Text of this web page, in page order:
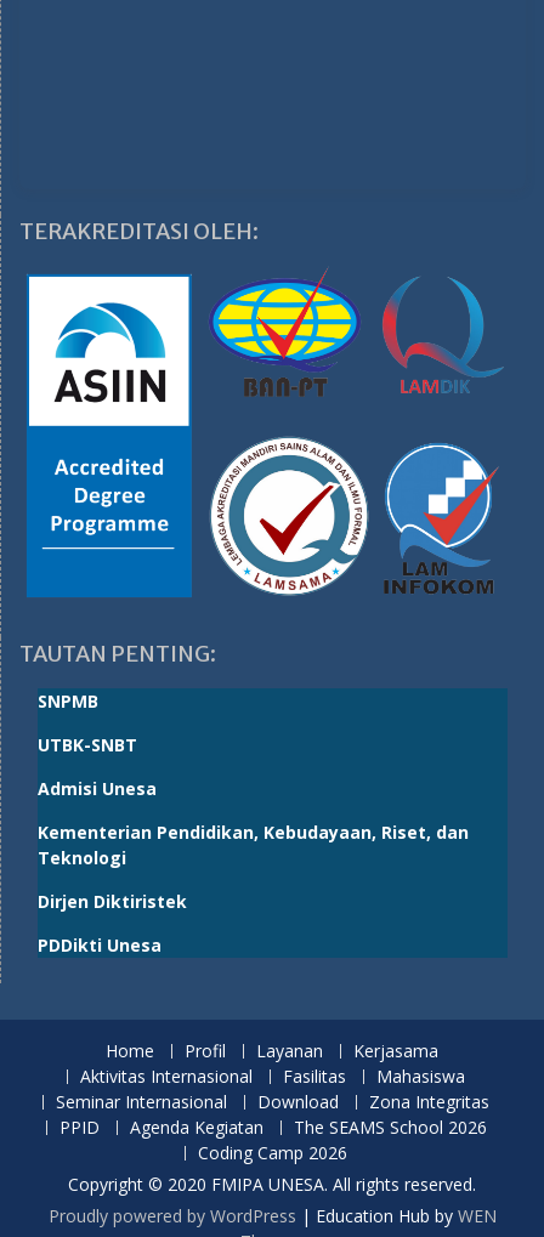
TERAKREDITASI OLEH:
TAUTAN PENTING:
SNPMB
UTBK-SNBT
Admisi Unesa
Kementerian Pendidikan, Kebudayaan, Riset, dan
Teknologi
Dirjen Diktiristek
PDDikti Unesa
Home Profil Layanan
Kerjasama
Aktivitas Internasional
Fasilitas
Mahasiswa
Seminar Internasional
Download
Zona Integritas
PPID
Agenda Kegiatan
The SEAMS School 2026
Coding Camp 2026
Copyright © 2020 FMIPA UNESA. All rights reserved.
Proudly powered by WordPress | Education Hub by WEN